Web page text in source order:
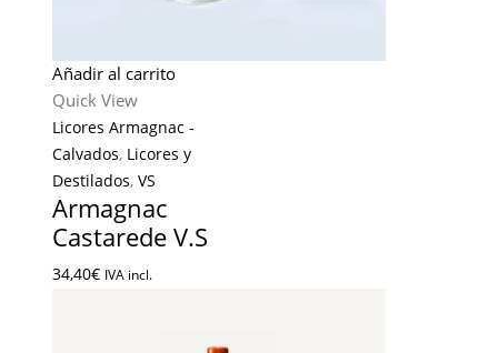
Añadir al carrito
Quick View
Licores Armagnac -
Calvados, Licores y
Destilados, VS
Armagnac
Castarede V.S
34,40€ IVA incl.